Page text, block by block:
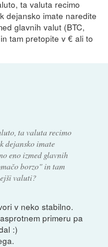
ta valuta recimo
dejansko imate naredite
glavnih valut (BTC,
tam pretopite v € ali to
ta valuta recimo
dejansko imate
eno izmed glavnih
borzo" in tam
valuti?
v neko stabilno.
primeru pa
:)